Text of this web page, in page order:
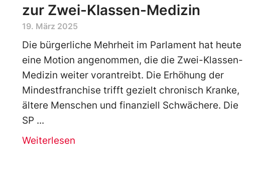
zur Zwei-Klassen-Medizin
19. März 2025
Die bürgerliche Mehrheit im Parlament hat heute
eine Motion angenommen, die die Zwei-Klassen-
Medizin weiter vorantreibt. Die Erhöhung der
Mindestfranchise trifft gezielt chronisch Kranke,
ältere Menschen und finanziell Schwächere. Die
SP
Weiterlesen